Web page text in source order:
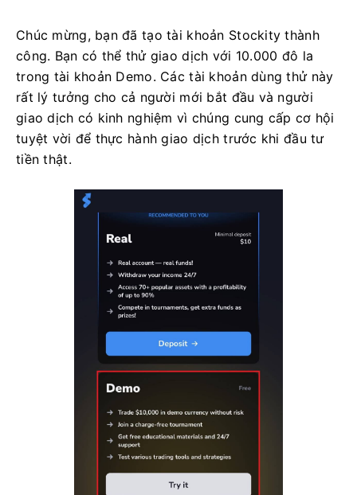
Chúc mừng, bạn đã tạo tài khoản Stockity thành
công. Bạn có thể thử giao dịch với 10.000 đô la
trong tài khoản Demo. Các tài khoản dùng thử này
rất lý tưởng cho cả người mới bắt đầu và người
giao dịch có kinh nghiệm vì chúng cung cấp cơ hội
tuyệt vời để thực hành giao dịch trước khi đầu tư
tiền thật.